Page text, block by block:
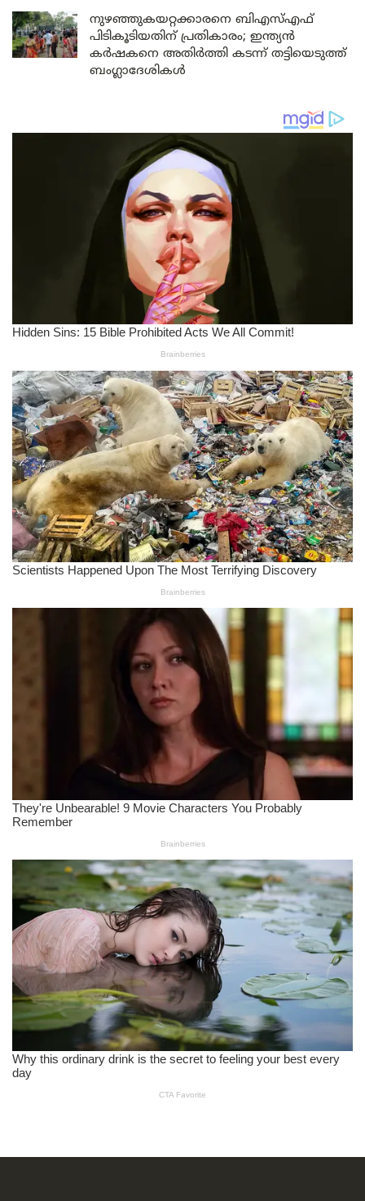
നുഴഞ്ഞുകയറ്റക്കാരനെ ബിഎസ്എഫ്
പിടികൂടിയതിന് പ്രതികാരം; ഇന്ത്യൻ
കർഷകനെ അതിർത്തി കടന്ന് തട്ടിയെടുത്ത്
ബംഗ്ലാദേശികൾ